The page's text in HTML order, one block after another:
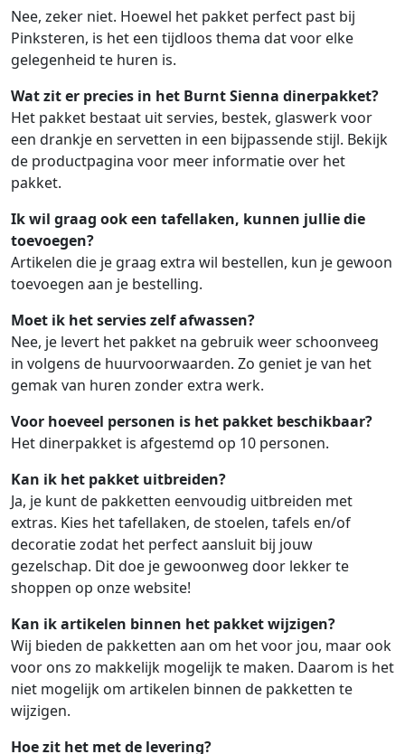
Nee, zeker niet. Hoewel het pakket perfect past bij
Pinksteren, is het een tijdloos thema dat voor elke
gelegenheid te huren is.
Wat zit er precies in het Burnt Sienna dinerpakket?
Het pakket bestaat uit servies, bestek, glaswerk voor
een drankje en servetten in een bijpassende stijl. Bekijk
de productpagina voor meer informatie over het
pakket.
Ik wil graag ook een tafellaken, kunnen jullie die
toevoegen?
Artikelen die je graag extra wil bestellen, kun je gewoon
toevoegen aan je bestelling.
Moet ik het servies zelf afwassen?
Nee, je levert het pakket na gebruik weer schoonveeg
in volgens de huurvoorwaarden. Zo geniet je van het
gemak van huren zonder extra werk.
Voor hoeveel personen is het pakket beschikbaar?
Het dinerpakket is afgestemd op 10 personen.
Kan ik het pakket uitbreiden?
Ja, je kunt de pakketten eenvoudig uitbreiden met
extras. Kies het tafellaken, de stoelen, tafels en/of
decoratie zodat het perfect aansluit bij jouw
gezelschap. Dit doe je gewoonweg door lekker te
shoppen op onze website!
Kan ik artikelen binnen het pakket wijzigen?
Wij bieden de pakketten aan om het voor jou, maar ook
voor ons zo makkelijk mogelijk te maken. Daarom is het
niet mogelijk om artikelen binnen de pakketten te
wijzigen.
Hoe zit het met de levering?